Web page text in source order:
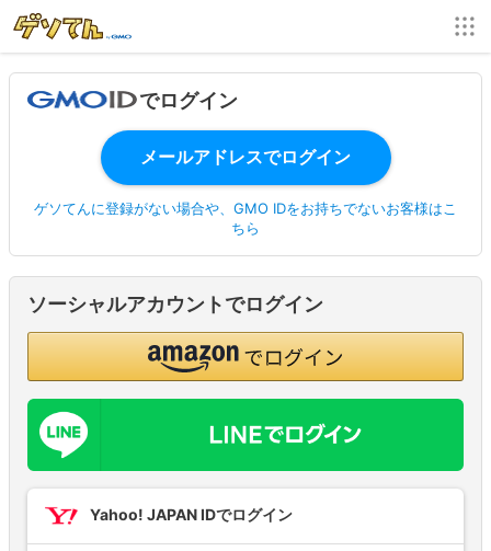
でログイン
ゲソてんに登録がない場合や、GMO IDをお持ちでないお客様はこ
ちら
ソーシャルアカウントでログイン
Yahoo! JAPAN IDでログイン